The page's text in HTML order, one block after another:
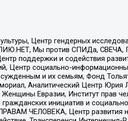
Центр гендерных
Мы против СПИДа, СВЕЧА,
поддержки и содействия
Центр социально-
и их семьям, Фонд
Аналитический Центр Юрия
Евразии, Институт прав
инициатив и
ЧЕЛОВЕКА, Центр развития